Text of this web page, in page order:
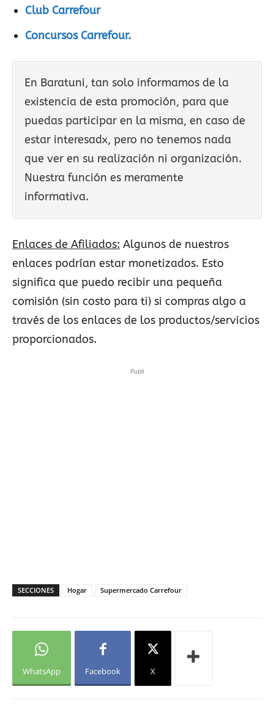
Club Carrefour
Concursos Carrefour.
En Baratuni, tan solo informamos de la
existencia de esta promoción, para que
puedas participar en la misma, en caso de
estar interesadx, pero no tenemos nada
que ver en su realización ni organización.
Nuestra función es meramente
informativa.
Enlaces de Afiliados: Algunos de nuestros
enlaces podrían estar monetizados. Esto
significa que puedo recibir una pequeña
comisión (sin costo para ti) si compras algo a
través de los enlaces de los productos/servicios
proporcionados.
Publi
SECCIONES Hogar Supermercado Carrefour
WhatsApp Facebook X